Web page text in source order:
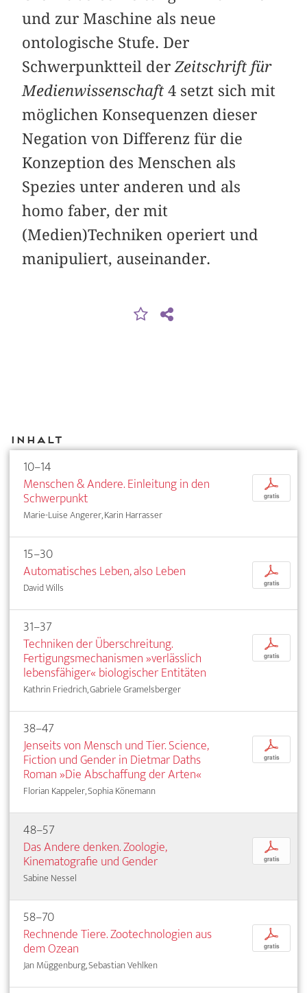
und zur Maschine als neue
ontologische Stufe. Der
Schwerpunktteil derZeitschrift für
Medienwissenschaft 4 setzt sich mit
möglichen Konsequenzen dieser
Negation von Differenz für die
Konzeption des Menschen als
Spezies unter anderen und als
homo faber, der mit
(Medien)Techniken operiert und
manipuliert, auseinander.
Inhalt
10–14
Menschen & Andere. Einleitung in den
Schwerpunkt
Marie-Luise Angerer, Karin Harrasser
p
gratis
15–30
Automatisches Leben, also Leben
David Wills
p
gratis
31–37
Techniken der Überschreitung.
Fertigungsmechanismen »verlässlich
lebensfähiger« biologischer Entitäten
Kathrin Friedrich, Gabriele Gramelsberger
p
gratis
38–47
Jenseits von Mensch und Tier. Science,
Fiction und Gender in Dietmar Daths
Roman »Die Abschaffung der Arten«
Florian Kappeler, Sophia Könemann
p
gratis
48–57
Das Andere denken. Zoologie,
Kinematografie und Gender
Sabine Nessel
p
gratis
58–70
Rechnende Tiere. Zootechnologien aus
dem Ozean
Jan Müggenburg, Sebastian Vehlken
p
gratis